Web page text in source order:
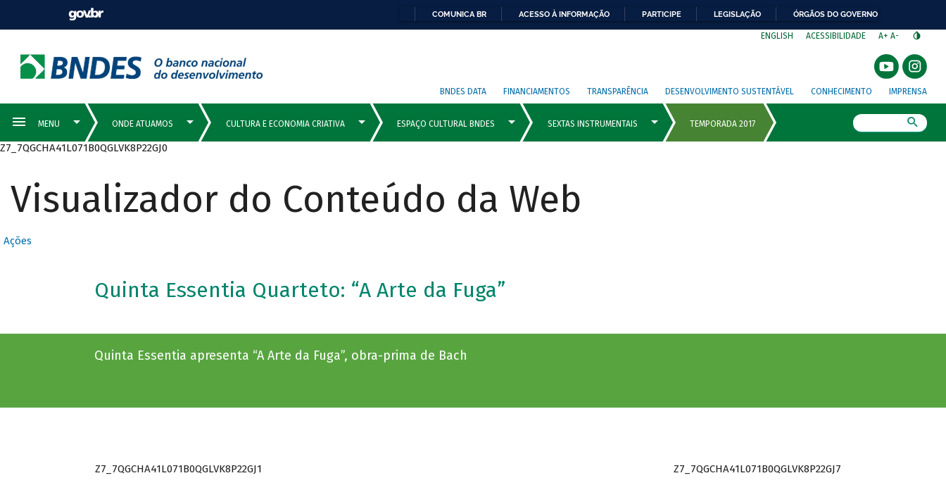
COMUNICA BR ACESSO À INFORMAÇÃO PARTICIPE LEGISLAÇÃO ÓRGÃOS DO GOVERNO
ENGLISH ACESSIBILIDADE A+ A-
BNDES DATA FINANCIAMENTOS TRANSPARÊNCIA DESENVOLVIMENTO SUSTENTÁVEL CONHECIMENTO IMPRENSA
Z7_7QGCHA41L071B0QGLVK8P22GJ0
Visualizador do Conteúdo da Web
Ações
Quinta Essentia Quarteto: “A Arte da Fuga”
Quinta Essentia apresenta “A Arte da Fuga”, obra-prima de Bach
Z7_7QGCHA41L071B0QGLVK8P22GJ1 Z7_7QGCHA41L071B0QGLVK8P22GJ7